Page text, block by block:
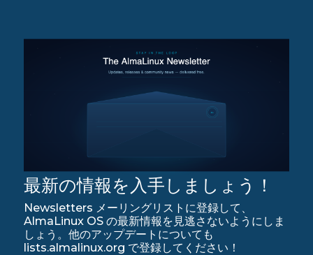
最新の情報を入手しましょう！
Newsletters メーリングリストに登録して、
AlmaLinux OS の最新情報を見逃さないようにしま
しょう。他のアップデートについても
lists.almalinux.org で登録してください！